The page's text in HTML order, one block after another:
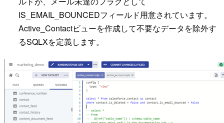
IS_EMAIL_BOUNCEDフィールド用意されています。
Active_Contactビューを作成して不要なデータを除外す
るSQLXを定義します。